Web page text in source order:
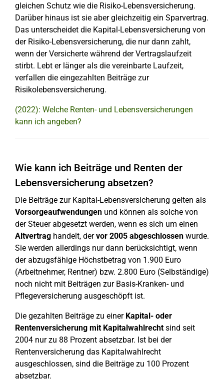
gleichen Schutz wie die Risiko-Lebensversicherung.
Darüber hinaus ist sie aber gleichzeitig ein Sparvertrag.
Das unterscheidet die Kapital-Lebensversicherung von
der Risiko-Lebensversicherung, die nur dann zahlt,
wenn der Versicherte während der Vertragslaufzeit
stirbt. Lebt er länger als die vereinbarte Laufzeit,
verfallen die eingezahlten Beiträge zur
Risikolebensversicherung.
(2022): Welche Renten- und Lebensversicherungen
kann ich angeben?
Wie kann ich Beiträge und Renten der
Lebensversicherung absetzen?
Die Beiträge zur Kapital-Lebensversicherung gelten als
Vorsorgeaufwendungen und können als solche von
der Steuer abgesetzt werden, wenn es sich um einen
Altvertrag handelt, dervor 2005 abgeschlossen wurde.
Sie werden allerdings nur dann berücksichtigt, wenn
der abzugsfähige Höchstbetrag von 1.900 Euro
(Arbeitnehmer, Rentner) bzw. 2.800 Euro (Selbständige)
noch nicht mit Beiträgen zur Basis-Kranken- und
Pflegeversicherung ausgeschöpft ist.
Die gezahlten Beiträge zu einer Kapital- oder
Rentenversicherung mit Kapitalwahlrechtsind seit
2004 nur zu 88 Prozent absetzbar. Ist bei der
Rentenversicherung das Kapitalwahlrecht
ausgeschlossen, sind die Beiträge zu 100 Prozent
absetzbar.